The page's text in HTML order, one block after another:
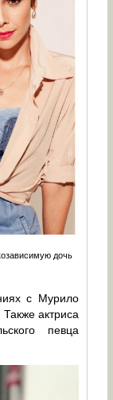
дочь
с Мурило
актриса
певца